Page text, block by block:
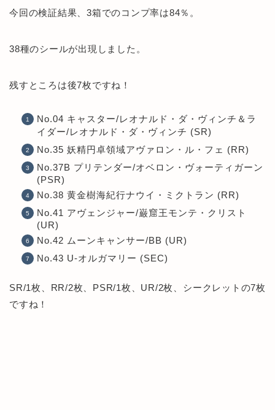
今回の検証結果、3箱でのコンプ率は84％。
38種のシールが出現しました。
残すところは後7枚ですね！
No.04 キャスター/レオナルド・ダ・ヴィンチ＆ラ
イダー/レオナルド・ダ・ヴィンチ (SR)
No.35 妖精円卓領域アヴァロン・ル・フェ (RR)
No.37B プリテンダー/オベロン・ヴォーティガーン
(PSR)
No.38 黄金樹海紀行ナウイ・ミクトラン (RR)
No.41 アヴェンジャー/巌窟王モンテ・クリスト
(UR)
No.42 ムーンキャンサー/BB (UR)
No.43 U-オルガマリー (SEC)
SR/1枚、RR/2枚、PSR/1枚、UR/2枚、シークレットの7枚
ですね！